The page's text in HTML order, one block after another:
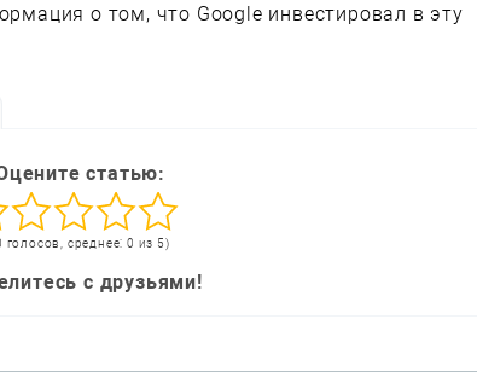
о том, что Google инвестировал в эту
статью:
голосов, среднее: 0 из 5)
с друзьями!